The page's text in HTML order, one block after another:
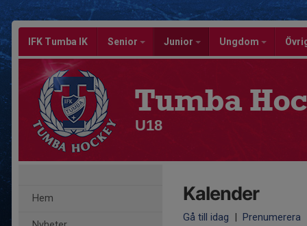
IFK Tumba IK Senior Junior Ungdom
Tumba
U18
Hem Kalender
Gå till idag | Prenumerera